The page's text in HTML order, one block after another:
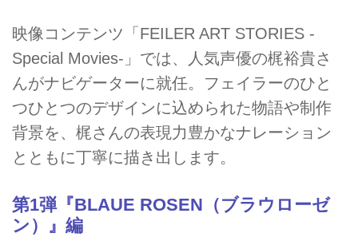
映像コンテンツ「FEILER ART STORIES -
Special Movies-」では、人気声優の梶裕貴さ
んがナビゲーターに就任。フェイラーのひと
つひとつのデザインに込められた物語や制作
背景を、梶さんの表現力豊かなナレーション
とともに丁寧に描き出します。
第1弾『BLAUE ROSEN（ブラウローゼ
ン）』編